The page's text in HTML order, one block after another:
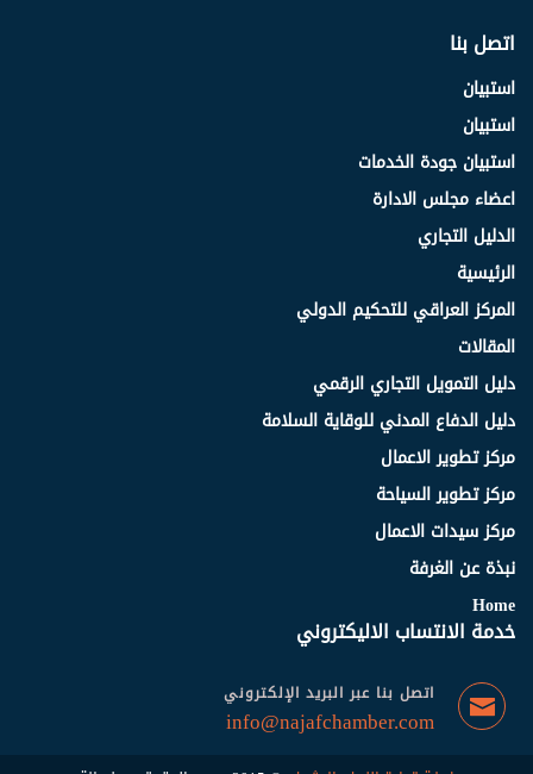
اتصل بنا
استبيان
استبيان
استبيان جودة الخدمات
اعضاء مجلس الادارة
الدليل التجاري
الرئيسية
المركز العراقي للتحكيم الدولي
المقالات
دليل التمويل التجاري الرقمي
دليل الدفاع المدني للوقاية السلامة
مركز تطوير الاعمال
مركز تطوير السياحة
مركز سيدات الاعمال
نبذة عن الغرفة
Home
خدمة الانتساب الاليكتروني
اتصل بنا عبر البريد الإلكتروني
info@najafchamber.com